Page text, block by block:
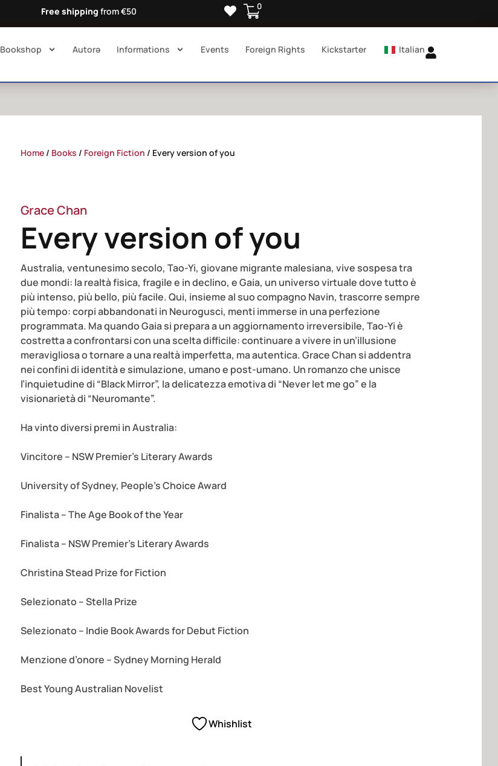
Free shipping from €50 0
Bookshop Autorə​ Informations Events Foreign Rights Kickstarter Italian
Home/ Books / Foreign Fiction / Every version of you
Grace Chan
Every version of you
Australia, ventunesimo secolo, Tao-Yi, giovane migrante malesiana, vive sospesa tra
due mondi: la realtà fisica, fragile e in declino, e Gaia, un universo virtuale dove tutto è
più intenso, più bello, più facile. Qui, insieme al suo compagno Navin, trascorre sempre
più tempo: corpi abbandonati in Neurogusci, menti immerse in una perfezione
programmata. Ma quando Gaia si prepara a un aggiornamento irreversibile, Tao-Yi è
costretta a confrontarsi con una scelta difficile: continuare a vivere in un’illusione
meravigliosa o tornare a una realtà imperfetta, ma autentica. Grace Chan si addentra
nei confini di identità e simulazione, umano e post-umano. Un romanzo che unisce
l’inquietudine di “Black Mirror”, la delicatezza emotiva di “Never let me go” e la
visionarietà di “Neuromante”.
Ha vinto diversi premi in Australia:
Vincitore – NSW Premier’s Literary Awards
University of Sydney, People’s Choice Award
Finalista – The Age Book of the Year
Finalista – NSW Premier’s Literary Awards
Christina Stead Prize for Fiction
Selezionato – Stella Prize
Selezionato – Indie Book Awards for Debut Fiction
Menzione d’onore – Sydney Morning Herald
Best Young Australian Novelist
Whishlist